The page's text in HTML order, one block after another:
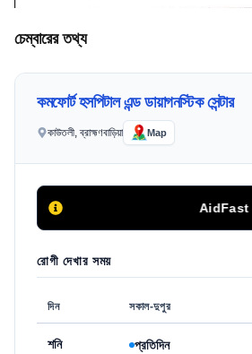
চেম্বারের তথ্য
কমফোর্ট হসপিটাল এন্ড ডায়াগনস্টিক সেন্টার
কাউতলী, ব্রাহ্মণবাড়িয়া Map
AidFast
রোগী দেখার সময়
দিন সকাল-দুপুর
শনি প্রতিদিন